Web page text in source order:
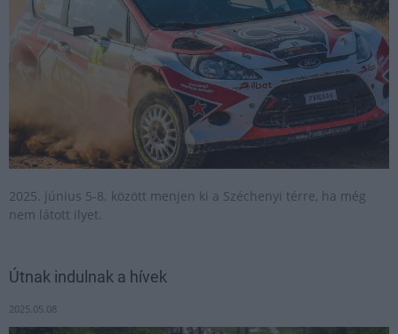
2025. június 5-8. között menjen ki a Széchenyi térre, ha még
nem látott ilyet.
Útnak indulnak a hívek
2025.05.08